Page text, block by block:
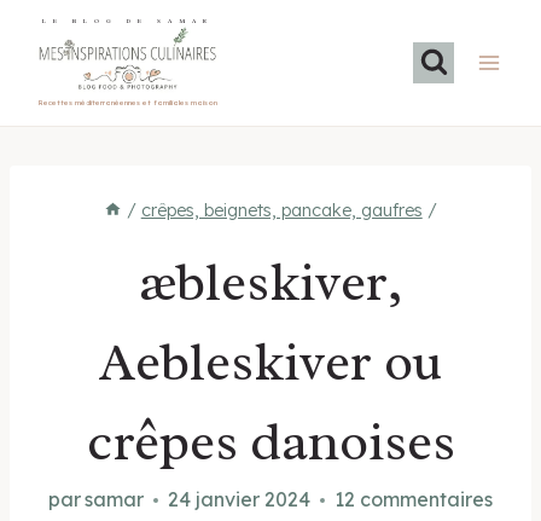
LE BLOG DE SAMAR
Recettes méditerranéennes et familiales maison
/ crêpes, beignets, pancake, gaufres /
æbleskiver,
Aebleskiver ou
crêpes danoises
parsamar 24 janvier 2024 12 commentaires